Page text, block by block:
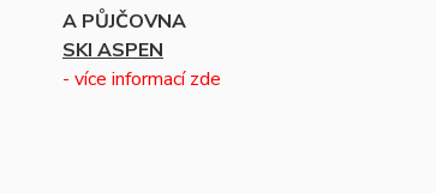
A PŮJČOVNA
SKI ASPEN
- více informací zde